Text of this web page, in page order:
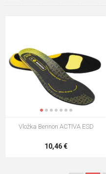
VM Footwear 3009 Vkladacia
5,21 €